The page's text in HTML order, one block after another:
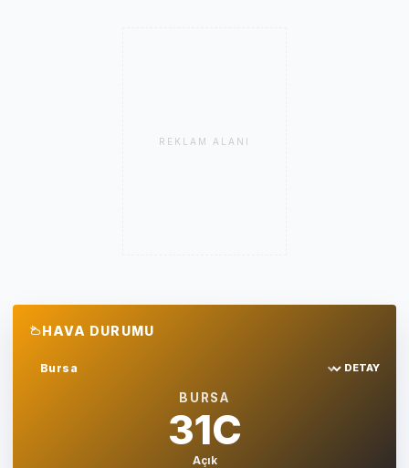
REKLAM ALANI
HAVA DURUMU
Sehir sec
DETAY
BURSA
31C
Açık